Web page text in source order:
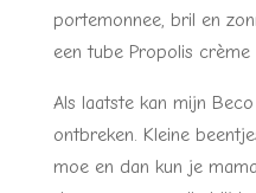
portemonnee, bril en
een tube Propolis
Als laatste kan mijn
ontbreken. Kleine
moe en dan kun je